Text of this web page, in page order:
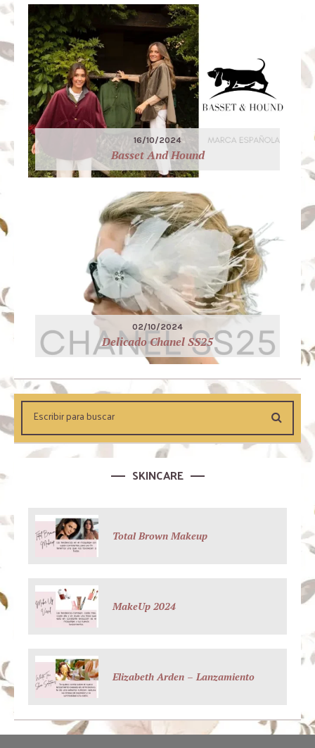
16/10/2024
Basset And Hound
02/10/2024
Delicado Chanel SS25
SKINCARE
Total Brown Makeup
MakeUp 2024
Elizabeth Arden – Lanzamiento